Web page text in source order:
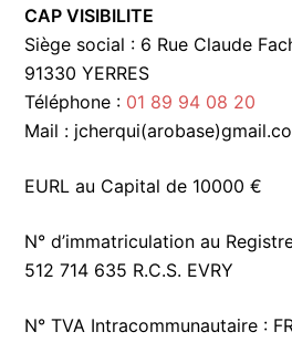
CAP VISIBILITE
Siège social : 6 Rue Claude
91330 YERRES
Téléphone : 01 89 94 08 20
Mail :
EURL au Capital de 10000 €
N° d’immatriculation au
512 714 635 R.C.S. EVRY
N° TVA Intracommunautaire :